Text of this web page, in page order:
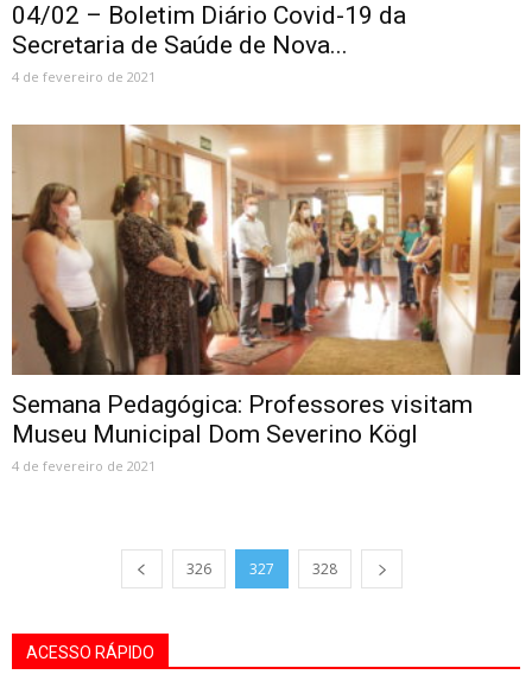
04/02 – Boletim Diário Covid-19 da
Secretaria de Saúde de Nova...
4 de fevereiro de 2021
Semana Pedagógica: Professores visitam
Museu Municipal Dom Severino Kögl
4 de fevereiro de 2021
326 327 328
ACESSO RÁPIDO